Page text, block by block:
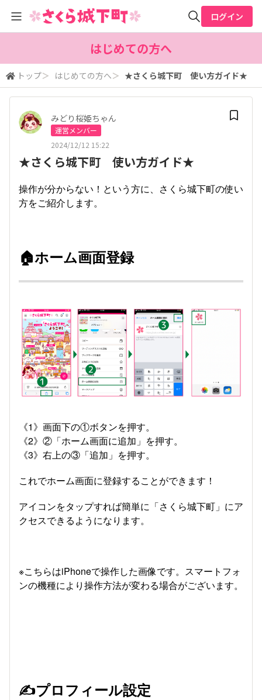
検索
ログイン
はじめての方へ
トップ＞ はじめての方へ＞ ★さくら城下町 使い方ガイド★
みどり桜姫ちゃん
運営メンバー
2024/12/12 15:22
★さくら城下町 使い方ガイド★
操作が分からない！という方に、さくら城下町の使い
方をご紹介します。
🏠ホーム画面登録
《1》画面下の①ボタンを押す。
《2》②「ホーム画面に追加」を押す。
《3》右上の③「追加」を押す。
これでホーム画面に登録することができます！
アイコンをタップすれば簡単に「さくら城下町」にア
クセスできるようになります。
※こちらはiPhoneで操作した画像です。スマートフォ
ンの機種により操作方法が変わる場合がございます。
✍️プロフィール設定